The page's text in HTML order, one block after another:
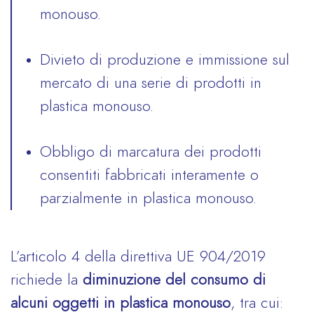
monouso.
Divieto di produzione e immissione sul
mercato di una serie di prodotti in
plastica monouso.
Obbligo di marcatura dei prodotti
consentiti fabbricati interamente o
parzialmente in plastica monouso.
L’articolo 4 della direttiva UE 904/2019
richiede la diminuzione del consumo di
alcuni oggetti in plastica monouso, tra cui: